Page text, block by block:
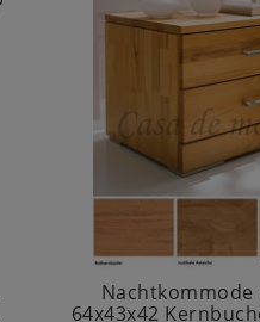
Nachtkommode
64x43x42